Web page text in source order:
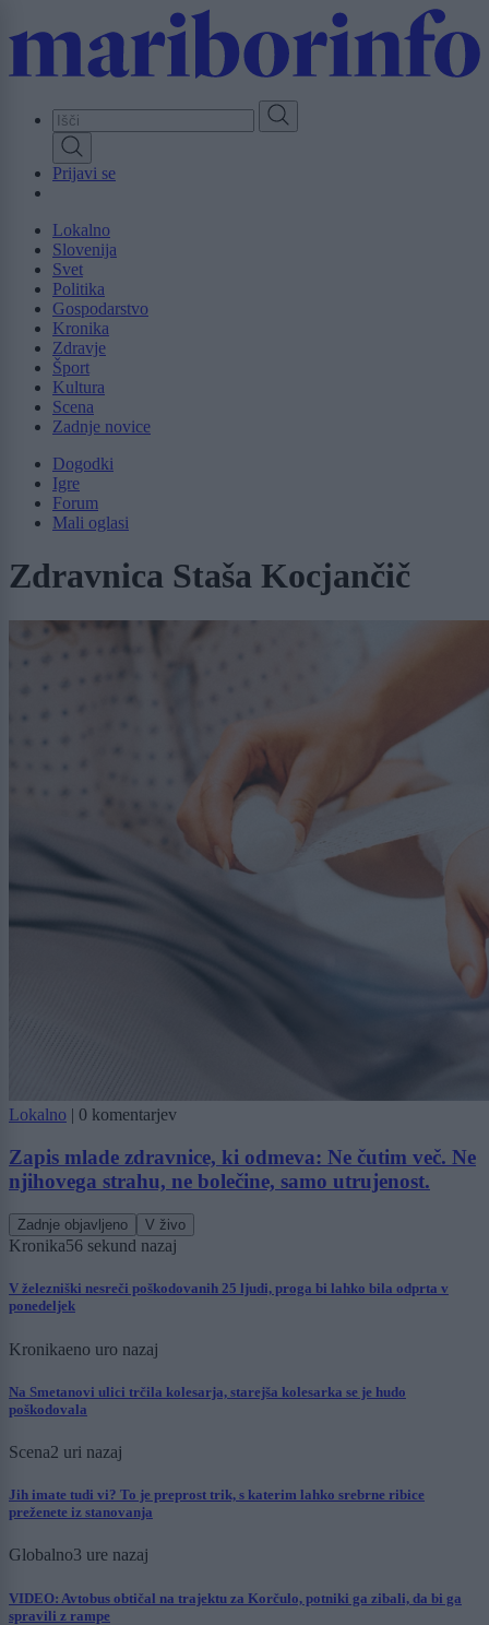
to
content
Prijavi se
Lokalno
Slovenija
Svet
Politika
Gospodarstvo
Kronika
Zdravje
Šport
Kultura
Scena
Zadnje novice
Dogodki
Igre
Forum
Mali oglasi
Zdravnica Staša Kocjančič
Lokalno | 0 komentarjev
Zapis mlade zdravnice, ki odmeva: Ne čutim več. Ne
njihovega strahu, ne bolečine, samo utrujenost.
Zadnje objavljeno V živo
Kronika56 sekund nazaj
V železniški nesreči poškodovanih 25 ljudi, proga bi lahko bila odprta v
ponedeljek
Kronikaeno uro nazaj
Na Smetanovi ulici trčila kolesarja, starejša kolesarka se je hudo
poškodovala
Scena2 uri nazaj
Jih imate tudi vi? To je preprost trik, s katerim lahko srebrne ribice
preženete iz stanovanja
Globalno3 ure nazaj
VIDEO: Avtobus obtičal na trajektu za Korčulo, potniki ga zibali, da bi ga
spravili z rampe